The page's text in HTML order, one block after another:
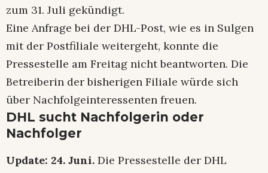
zum 31. Juli gekündigt.
Eine Anfrage bei der DHL-Post, wie es in Sulgen
mit der Postfiliale weitergeht, konnte die
Pressestelle am Freitag nicht beantworten. Die
Betreiberin der bisherigen Filiale würde sich
über Nachfolgeinteressenten freuen.
DHL sucht Nachfolgerin oder
Nachfolger
Update: 24. Juni. Die Pressestelle der DHL